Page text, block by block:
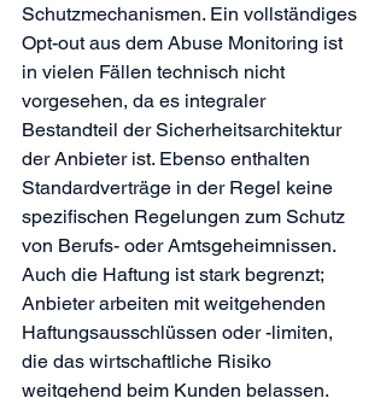
Schutzmechanismen. Ein vollständiges
Opt-out aus dem Abuse Monitoring ist
in vielen Fällen technisch nicht
vorgesehen, da es integraler
Bestandteil der Sicherheitsarchitektur
der Anbieter ist. Ebenso enthalten
Standardverträge in der Regel keine
spezifischen Regelungen zum Schutz
von Berufs- oder Amtsgeheimnissen.
Auch die Haftung ist stark begrenzt;
Anbieter arbeiten mit weitgehenden
Haftungsausschlüssen oder -limiten,
die das wirtschaftliche Risiko
weitgehend beim Kunden belassen.